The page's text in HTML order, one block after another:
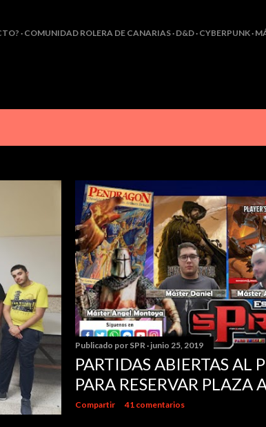
COMUNIDAD ROLERA DE CANARIAS D&D CYBERPUNK
Publicado por SPR junio 25, 2019
PARTIDAS ABIERTAS AL
PARA RESERVAR PLAZA
Compartir 41 comentarios